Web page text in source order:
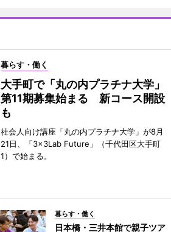
暮らす・働く
大手町で「丸の内プラチナ大学」
第11期募集始まる 新コース開設
も
社会人向け講座「丸の内プラチナ大学」が8月
21日、「3×3Lab Future」（千代田区大手町
1）で始まる。
暮らす・働く
日本橋・三井本館で親子ツア